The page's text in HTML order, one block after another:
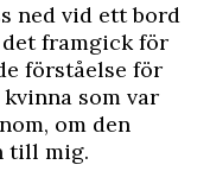
ned vid ett bord
framgick för
förståelse för
som var
om den
till mig.